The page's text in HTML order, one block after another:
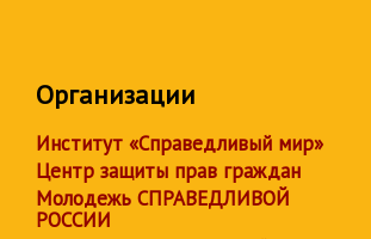
Организации
Институт «Справедливый мир»
Центр защиты прав граждан
Молодежь СПРАВЕДЛИВОЙ
РОССИИ